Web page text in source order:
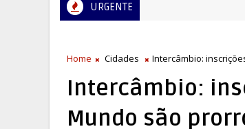
URGENTE
Home Cidades Intercâmbio:
Intercâmbio:
Mundo são